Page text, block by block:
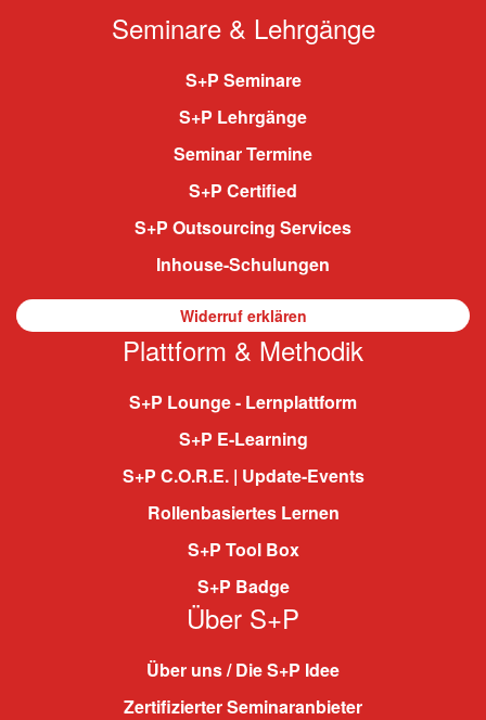
Seminare & Lehrgänge
S+P Seminare
S+P Lehrgänge
Seminar Termine
S+P Certified
S+P Outsourcing Services
Inhouse-Schulungen
Widerruf erklären
Plattform & Methodik
S+P Lounge - Lernplattform
S+P E-Learning
S+P C.O.R.E. | Update-Events
Rollenbasiertes Lernen
S+P Tool Box
S+P Badge
Über S+P
Über uns / Die S+P Idee
Zertifizierter Seminaranbieter